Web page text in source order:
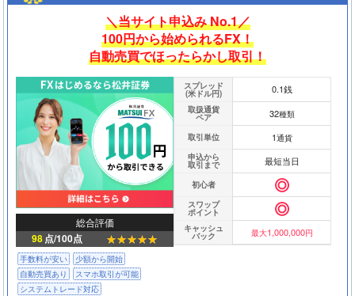
＼当サイト申込み No.1／
100円から始められるFX！
自動売買でほったらかし取引！
総合評価
98点/100点
手数料が安い
少額から開始
自動売買あり
スマホ取引が可能
システムトレード対応
スプレッド
(米ドル円) 0.1銭
取扱通貨
ペア 32種類
取引単位 1通貨
申込から
取引まで 最短当日
初心者
スワップ
ポイント
キャッシュ
バック 最大1,000,000円